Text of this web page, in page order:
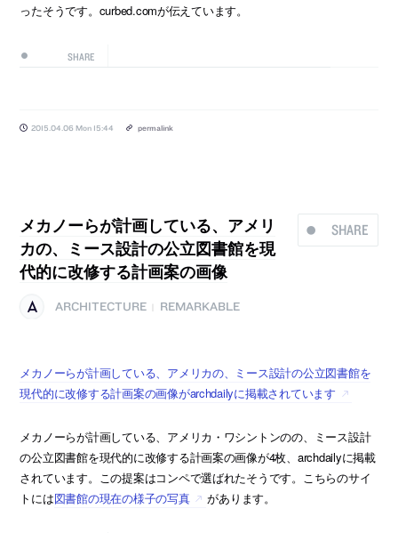
ったそうです。curbed.comが伝えています。
SHARE
2015.04.06 Mon 15:44 permalink
SHARE
メカノーらが計画している、アメリ
カの、ミース設計の公立図書館を現
代的に改修する計画案の画像
ARCHITECTURE REMARKABLE
メカノーらが計画している、アメリカの、ミース設計の公立図書館を
現代的に改修する計画案の画像がarchdailyに掲載されています
メカノーらが計画している、アメリカ・ワシントンのの、ミース設計
の公立図書館を現代的に改修する計画案の画像が4枚、archdailyに掲載
されています。この提案はコンペで選ばれたそうです。こちらのサイ
トには図書館の現在の様子の写真 があります。